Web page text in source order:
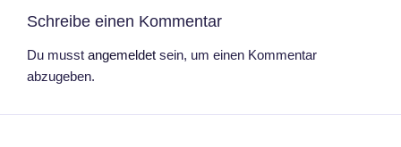
Schreibe einen Kommentar
Du musst angemeldet sein, um einen Kommentar
abzugeben.